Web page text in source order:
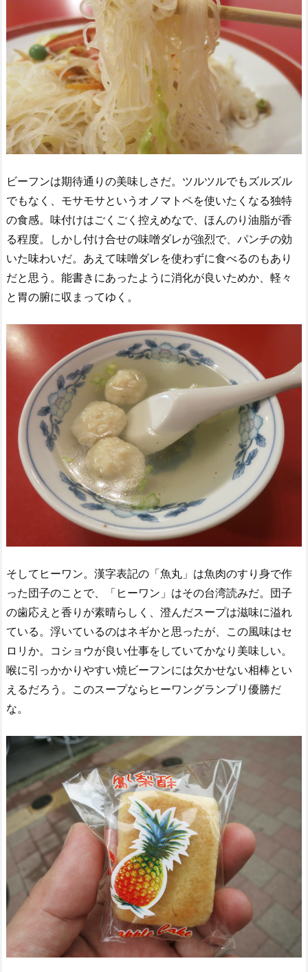
ビーフンは期待通りの美味しさだ。ツルツルでもズルズル
でもなく、モサモサというオノマトペを使いたくなる独特
の食感。味付けはごくごく控えめなで、ほんのり油脂が香
る程度。しかし付け合せの味噌ダレが強烈で、パンチの効
いた味わいだ。あえて味噌ダレを使わずに食べるのもあり
だと思う。能書きにあったように消化が良いためか、軽々
と胃の腑に収まってゆく。
そしてヒーワン。漢字表記の「魚丸」は魚肉のすり身で作
った団子のことで、「ヒーワン」はその台湾読みだ。団子
の歯応えと香りが素晴らしく、澄んだスープは滋味に溢れ
ている。浮いているのはネギかと思ったが、この風味はセ
ロリか。コショウが良い仕事をしていてかなり美味しい。
喉に引っかかりやすい焼ビーフンには欠かせない相棒とい
えるだろう。このスープならヒーワングランプリ優勝だ
な。